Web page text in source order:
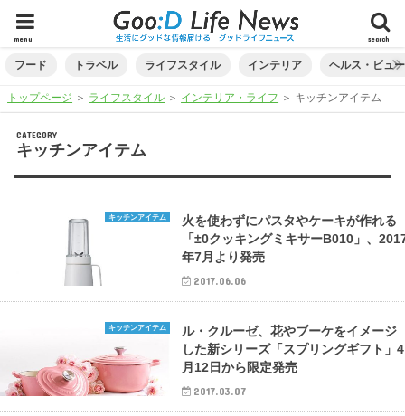
search
menu
フード トラベル ライフスタイル インテリア ヘルス・ビュ
トップページ ＞ ライフスタイル ＞ インテリア・ライフ ＞ キッチンアイテム
CATEGORY
キッチンアイテム
キッチンアイテム
火を使わずにパスタやケーキが作れる
「±0クッキングミキサーB010」、
年7月より発売
2017.06.06
キッチンアイテム
ル・クルーゼ、花やブーケをイメージ
した新シリーズ「スプリングギフト」4
月12日から限定発売
2017.03.07